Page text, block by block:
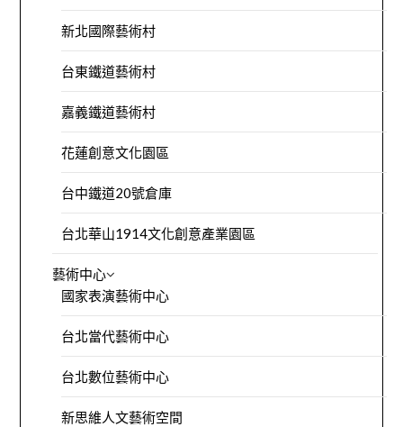
新北國際藝術村
台東鐵道藝術村
嘉義鐵道藝術村
花蓮創意文化園區
台中鐵道20號倉庫
台北華山1914文化創意產業園區
藝術中心
國家表演藝術中心
台北當代藝術中心
台北數位藝術中心
新思維人文藝術空間